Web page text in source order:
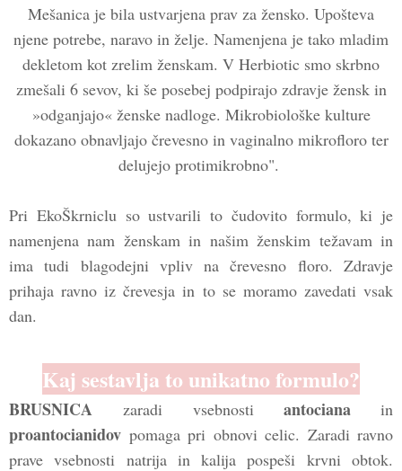
Mešanica je bila ustvarjena prav za žensko. Upošteva
njene potrebe, naravo in želje. Namenjena je tako mladim
dekletom kot zrelim ženskam. V Herbiotic smo skrbno
zmešali 6 sevov, ki še posebej podpirajo zdravje žensk in
»odganjajo« ženske nadloge. Mikrobiološke kulture
dokazano obnavljajo črevesno in vaginalno mikrofloro ter
delujejo protimikrobno".
Pri EkoŠkrniclu so ustvarili to čudovito formulo, ki je
namenjena nam ženskam in našim ženskim težavam in
ima tudi blagodejni vpliv na črevesno floro. Zdravje
prihaja ravno iz črevesja in to se moramo zavedati vsak
dan.
Kaj sestavlja to unikatno formulo?
BRUSNICA zaradi vsebnosti antocianain
proantocianidov pomaga pri obnovi celic. Zaradi ravno
prave vsebnosti natrija in kalija pospeši krvni obtok.